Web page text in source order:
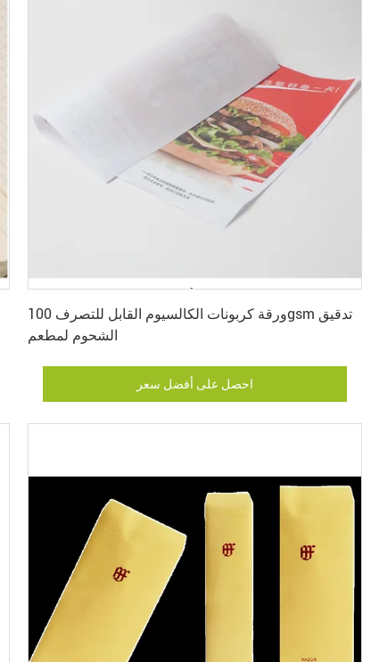
ورقة كربونات الكالسيوم القابل للتصرف 100gsm تدقيق
الشحوم لمطعم
احصل على أفضل سعر